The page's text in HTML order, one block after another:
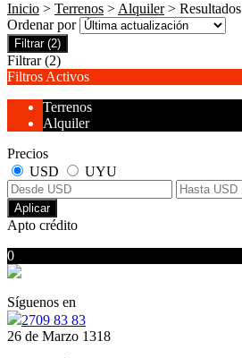
Inicio > Terrenos >Alquiler> Resultados
Ordenar por
Filtrar (2)
Filtrar (2)
Filtros Activos
Terrenos
Alquiler
Precios
USD
UYU
Aplicar
Apto crédito
0
Síguenos en
2709 83 83
26 de Marzo 1318